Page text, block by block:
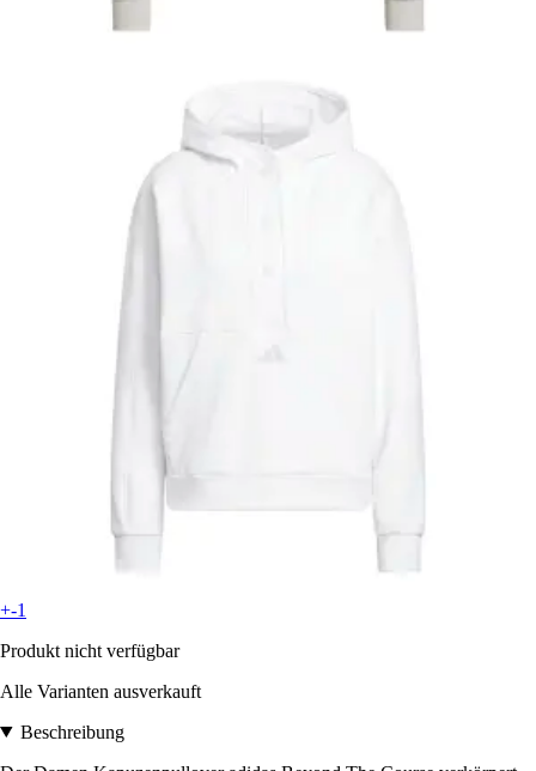
+-1
Produkt nicht verfügbar
Alle Varianten ausverkauft
Beschreibung